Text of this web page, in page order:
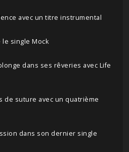
avec un titre instrumental
le single Mock
dans ses rêveries avec Life
de suture avec un quatrième
dans son dernier single